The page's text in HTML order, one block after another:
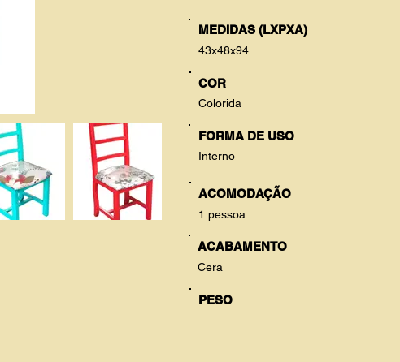
MEDIDAS (LXPXA)
43x48x94
COR
Colorida
FORMA DE USO
Interno
ACOMODAÇÃO
1 pessoa
ACABAMENTO
Cera
PESO